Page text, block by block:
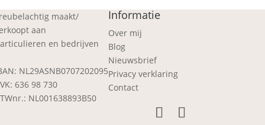
maakt/
aan
en bedrijven
NL29ASNB0707202095
636 98 730
NL001638893B50
Informatie
Over mij
Blog
Nieuwsbrief
Privacy verklaring
Contact